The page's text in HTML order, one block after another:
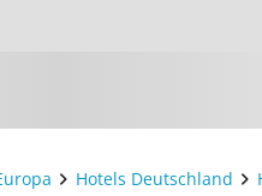
Hotels Deutschland